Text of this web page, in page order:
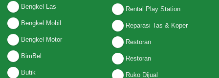
Bengkel Las
Bengkel Mobil
Bengkel Motor
BimBel
Butik
Rental Play Station
Reparasi Tas & Koper
Restoran
Restoran
Ruko Dijual